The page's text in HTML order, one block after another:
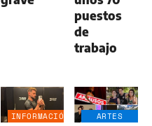
puestos
de
trabajo
INFORMACIÓN
ARTES